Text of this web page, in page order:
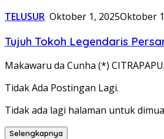
TELUSUR Oktober 1, 2025Oktober
Tujuh Tokoh Legendaris
Makawaru da Cunha (*)
Tidak Ada Postingan Lagi.
Tidak ada lagi halaman untuk
Selengkapnya